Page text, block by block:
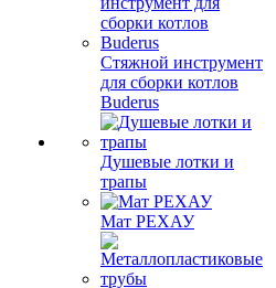
Стяжной инструмент
для сборки котлов
Buderus
Душевые лотки и
трапы
Мат РЕХАУ